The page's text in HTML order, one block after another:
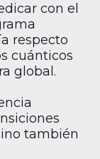
con el
respecto
cuánticos
global.
también